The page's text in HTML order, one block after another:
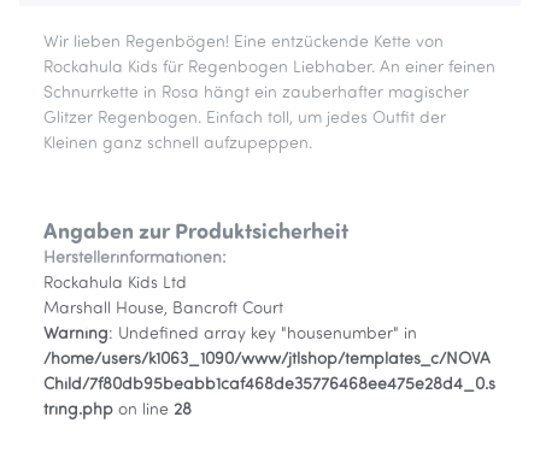
Wir lieben Regenbögen! Eine entzückende Kette von
Rockahula Kids für Regenbogen Liebhaber. An einer feinen
Schnurrkette in Rosa hängt ein zauberhafter magischer
Glitzer Regenbogen. Einfach toll, um jedes Outfit der
Kleinen ganz schnell aufzupeppen.
Angaben zur Produktsicherheit
Herstellerinformationen:
Rockahula Kids Ltd
Marshall House, Bancroft Court
Warning: Undefined array key "housenumber" in
/home/users/k1063_1090/www/jtlshop/templates_c/NOVA
Child/7f80db95beabb1caf468de35776468ee475e28d4_0.s
tring.php on line 28